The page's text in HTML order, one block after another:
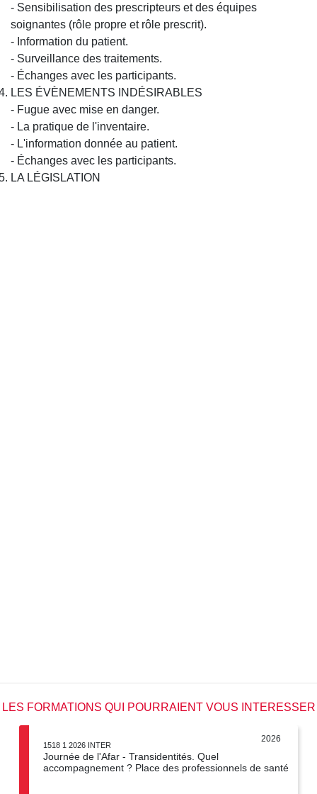
- Sensibilisation des prescripteurs et des équipes
soignantes (rôle propre et rôle prescrit).
- Information du patient.
- Surveillance des traitements.
- Échanges avec les participants.
LES ÉVÈNEMENTS INDÉSIRABLES
- Fugue avec mise en danger.
- La pratique de l'inventaire.
- L'information donnée au patient.
- Échanges avec les participants.
LA LÉGISLATION
LES FORMATIONS QUI POURRAIENT VOUS INTERESSER
2026
1518 1 2026 INTER
Journée de l'Afar - Transidentités. Quel
accompagnement ? Place des professionnels de santé